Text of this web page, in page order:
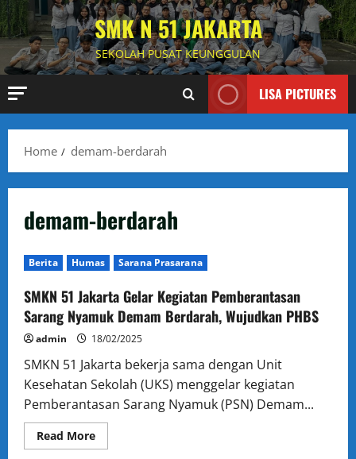
Skip
to
content
SMK N 51 JAKARTA
SEKOLAH PUSAT KEUNGGULAN
LISA PICTURES
Home demam-berdarah
demam-berdarah
Berita Humas Sarana Prasarana
SMKN 51 Jakarta Gelar Kegiatan Pemberantasan
Sarang Nyamuk Demam Berdarah, Wujudkan PHBS
admin 18/02/2025
SMKN 51 Jakarta bekerja sama dengan Unit
Kesehatan Sekolah (UKS) menggelar kegiatan
Pemberantasan Sarang Nyamuk (PSN) Demam...
Read MoreRead
more